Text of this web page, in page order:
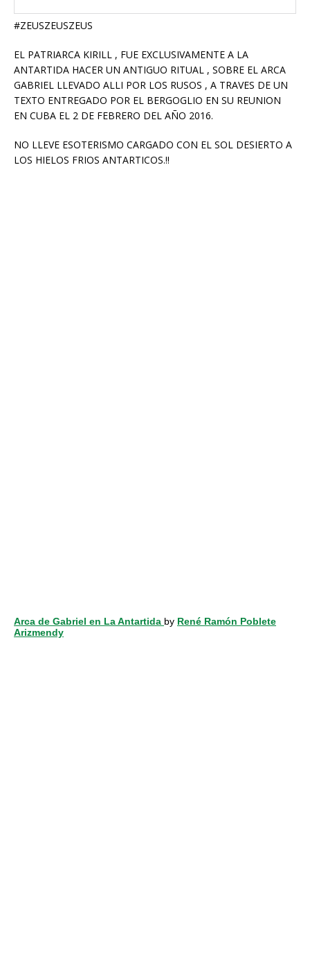
#ZEUSZEUSZEUS
EL PATRIARCA KIRILL , FUE EXCLUSIVAMENTE A LA
ANTARTIDA HACER UN ANTIGUO RITUAL , SOBRE EL ARCA
GABRIEL LLEVADO ALLI POR LOS RUSOS , A TRAVES DE UN
TEXTO ENTREGADO POR EL BERGOGLIO EN SU REUNION
EN CUBA EL 2 DE FEBRERO DEL AÑO 2016.
NO LLEVE ESOTERISMO CARGADO CON EL SOL DESIERTO A
LOS HIELOS FRIOS ANTARTICOS.!!
Arca de Gabriel en La Antartida by René Ramón Poblete
Arizmendy